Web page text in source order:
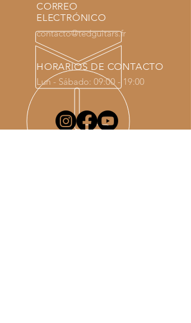
CORREO
ELECTRÓNICO
contacto@tedguitars.fr
HORARIOS DE CONTACTO
Lun - Sábado: 09:00 - 19:00